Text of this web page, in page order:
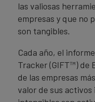
las valiosas
empresas y que no
son tangibles.
Cada año, el
Tracker (GIFT™) de
de las empresas
valor de sus